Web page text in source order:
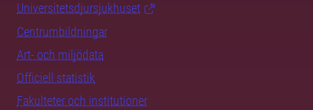
Universitetsdjursjukhuset
Centrumbildningar
Art- och miljödata
Officiell statistik
Fakulteter och institutioner